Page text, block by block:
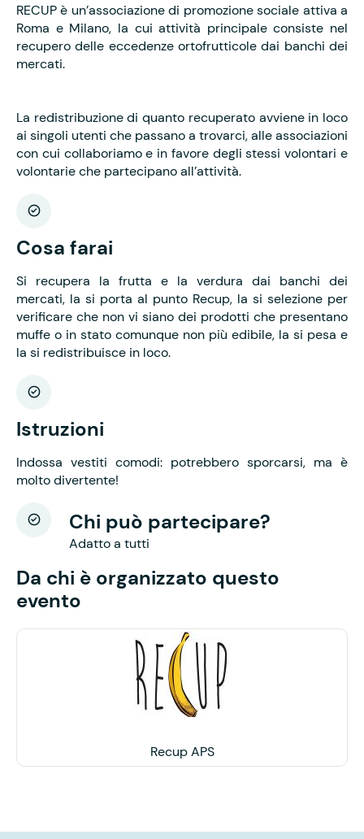
RECUP è un’associazione di promozione sociale attiva a
Roma e Milano, la cui attività principale consiste nel
recupero delle eccedenze ortofrutticole dai banchi dei
mercati.
La redistribuzione di quanto recuperato avviene in loco
ai singoli utenti che passano a trovarci, alle associazioni
con cui collaboriamo e in favore degli stessi volontari e
volontarie che partecipano all’attività.
Cosa farai
Si recupera la frutta e la verdura dai banchi dei
mercati, la si porta al punto Recup, la si selezione per
verificare che non vi siano dei prodotti che presentano
muffe o in stato comunque non più edibile, la si pesa e
la si redistribuisce in loco.
Istruzioni
Indossa vestiti comodi: potrebbero sporcarsi, ma è
molto divertente!
Chi può partecipare?
Adatto a tutti
Da chi è organizzato questo
evento
Recup APS